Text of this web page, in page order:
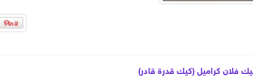
فلان كراميل (كيك قدرة قادر)